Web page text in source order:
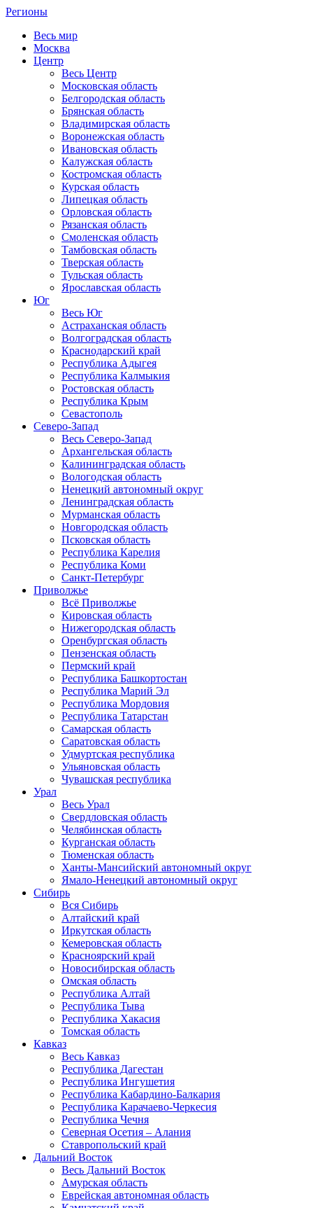
Регионы
Весь мир
Москва
Центр
Весь Центр
Московская область
Белгородская область
Брянская область
Владимирская область
Воронежская область
Ивановская область
Калужская область
Костромская область
Курская область
Липецкая область
Орловская область
Рязанская область
Смоленская область
Тамбовская область
Тверская область
Тульская область
Ярославская область
Юг
Весь Юг
Астраханская область
Волгоградская область
Краснодарский край
Республика Адыгея
Республика Калмыкия
Ростовская область
Республика Крым
Севастополь
Северо-Запад
Весь Северо-Запад
Архангельская область
Калининградская область
Вологодская область
Ненецкий автономный округ
Ленинградская область
Мурманская область
Новгородская область
Псковская область
Республика Карелия
Республика Коми
Санкт-Петербург
Приволжье
Всё Приволжье
Кировская область
Нижегородская область
Оренбургская область
Пензенская область
Пермский край
Республика Башкортостан
Республика Марий Эл
Республика Мордовия
Республика Татарстан
Самарская область
Саратовская область
Удмуртская республика
Ульяновская область
Чувашская республика
Урал
Весь Урал
Свердловская область
Челябинская область
Курганская область
Тюменская область
Ханты-Мансийский автономный округ
Ямало-Ненецкий автономный округ
Сибирь
Вся Сибирь
Алтайский край
Иркутская область
Кемеровская область
Красноярский край
Новосибирская область
Омская область
Республика Алтай
Республика Тыва
Республика Хакасия
Томская область
Кавказ
Весь Кавказ
Республика Дагестан
Республика Ингушетия
Республика Кабардино-Балкария
Республика Карачаево-Черкесия
Республика Чечня
Северная Осетия – Алания
Ставропольский край
Дальний Восток
Весь Дальний Восток
Амурская область
Еврейская автономная область